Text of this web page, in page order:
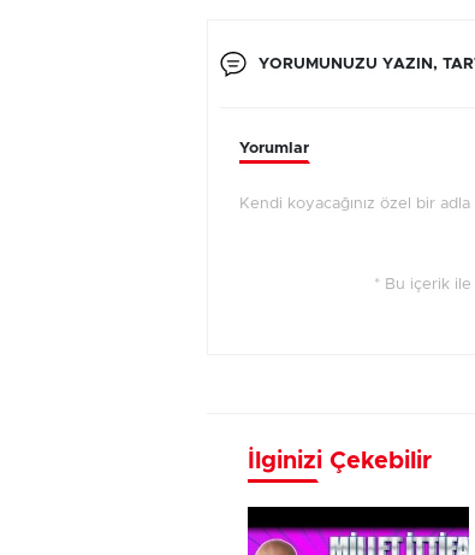
YORUMUNUZU YAZIN,
Yorumlar
Kendi koyacağınız özel bir
* Bu içerik ile
İlginizi Çekebilir